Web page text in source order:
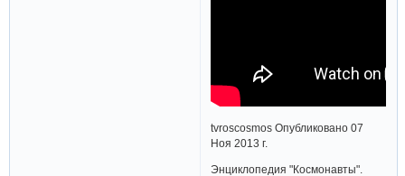
tvroscosmos Опубликовано 07
Ноя 2013 г.
Энциклопедия "Космонавты".